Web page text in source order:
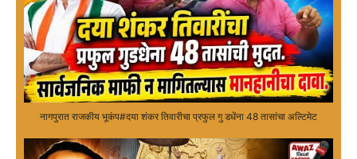
नागपुरात राजकीय भूकंप#दया शंकर तिवारीचा प्रफुल गु डधेंना 48 तासांचा अल्टिमेट